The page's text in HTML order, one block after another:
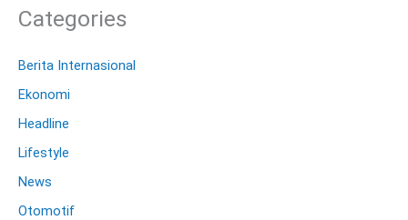
Categories
Berita Internasional
Ekonomi
Headline
Lifestyle
News
Otomotif